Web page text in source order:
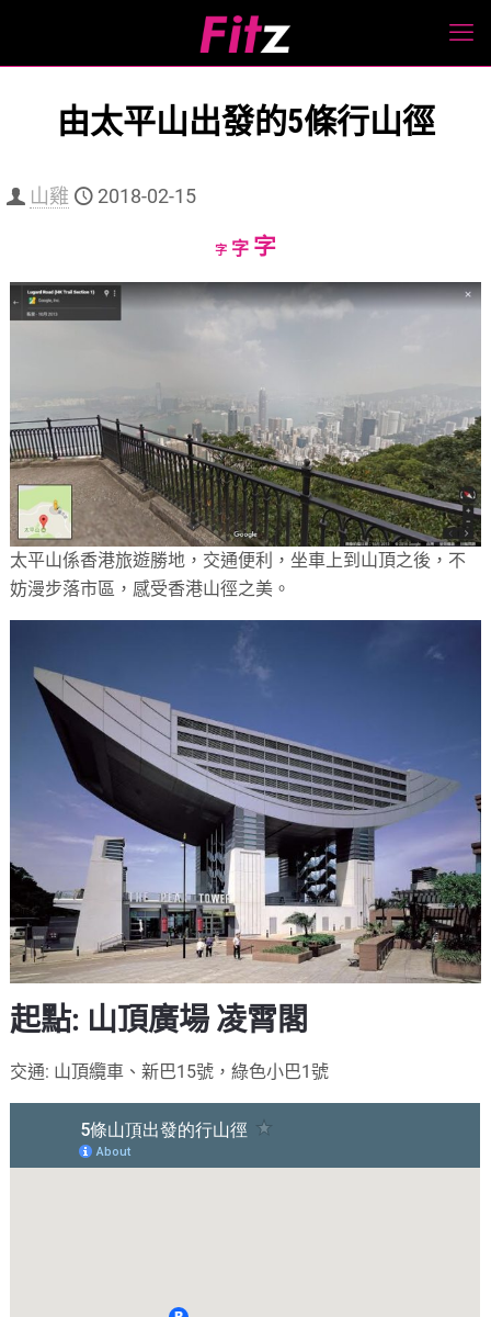
由太平山出發的5條行山徑
山雞 2018-02-15
字Decrease
size.
字Reset
size.
字Increase
size.
太平山係香港旅遊勝地，交通便利，坐車上到山頂之後，不
妨漫步落市區，感受香港山徑之美。
起點: 山頂廣場 凌霄閣
交通: 山頂纜車、新巴15號，綠色小巴1號